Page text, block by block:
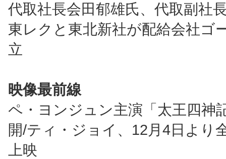
代取社長会田郁雄氏、代取副社
東レクと東北新社が配給会社ゴ
立
映像最前線
ペ・ヨンジュン主演「太王四神
開/ティ・ジョイ、12月4日より
上映